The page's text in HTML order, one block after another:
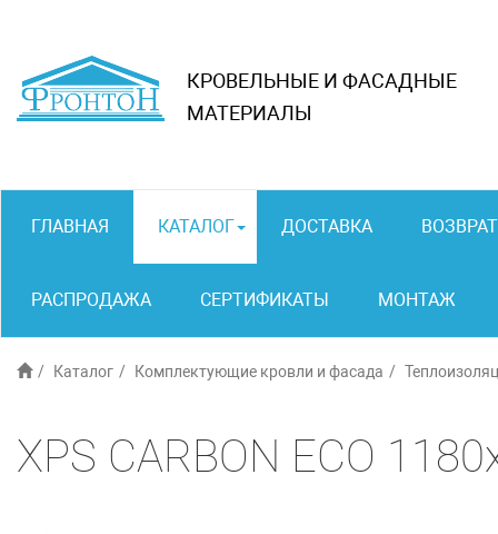
КРОВЕЛЬНЫЕ И ФАСАДНЫЕ
МАТЕРИАЛЫ
ГЛАВНАЯ КАТАЛОГ ДОСТАВКА ВОЗВРАТ
РАСПРОДАЖА СЕРТИФИКАТЫ МОНТАЖ
Каталог Комплектующие кровли и фасада
XPS CARBON ECO